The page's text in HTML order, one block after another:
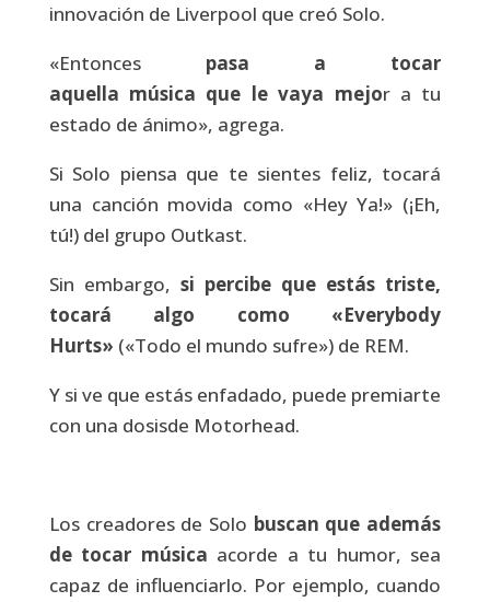
innovación de Liverpool que creó Solo.
«Entonces pasa a tocar
aquella música que le vaya mejor a tu
estado de ánimo», agrega.
Si Solo piensa que te sientes feliz, tocará
una canción movida como «Hey Ya!» (¡Eh,
tú!) del grupo Outkast.
Sin embargo, si percibe que estás triste,
tocará algo como «Everybody
Hurts» («Todo el mundo sufre») de REM.
Y si ve que estás enfadado, puede premiarte
con una dosisde Motorhead.
Los creadores de Solo buscan que además
de tocar música acorde a tu humor, sea
capaz de influenciarlo. Por ejemplo, cuando